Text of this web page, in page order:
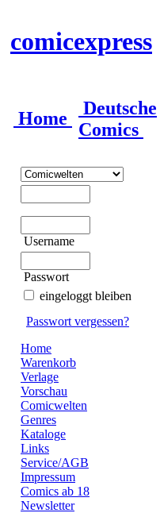
comicexpress
Home
Deutsche
Comics
Username
Passwort
eingeloggt bleiben
Passwort vergessen?
Home
Warenkorb
Verlage
Vorschau
Comicwelten
Genres
Kataloge
Links
Service/AGB
Impressum
Comics ab 18
Newsletter